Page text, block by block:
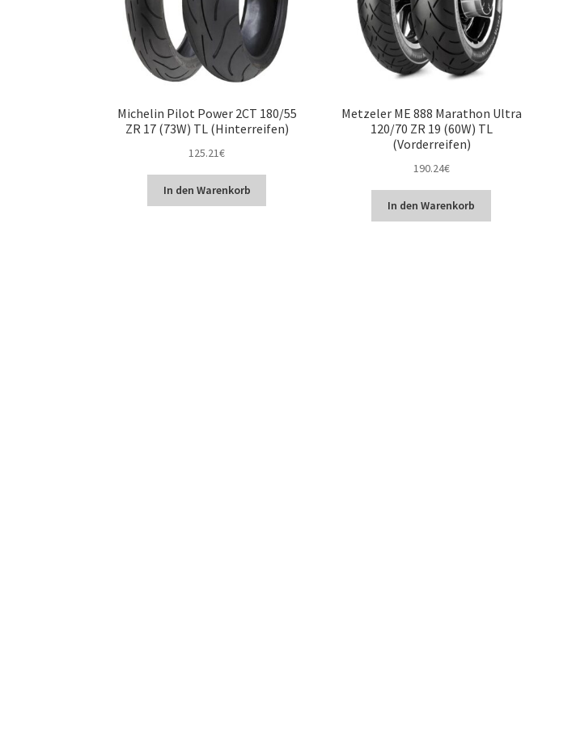
Michelin Pilot Power 2CT 180/55
ZR 17 (73W) TL (Hinterreifen)
125.21€
In den Warenkorb
Metzeler ME 888 Marathon Ultra
120/70 ZR 19 (60W) TL
(Vorderreifen)
190.24€
In den Warenkorb